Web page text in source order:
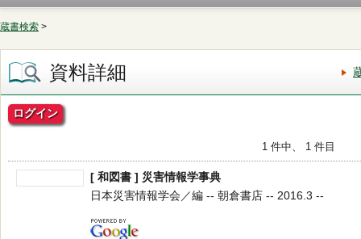
蔵書検索 >
資料詳細
ログイン
1 件中、 1 件目
[ 和図書 ] 災害情報学事典
日本災害情報学会／編 -- 朝倉書店 -- 2016.3 --